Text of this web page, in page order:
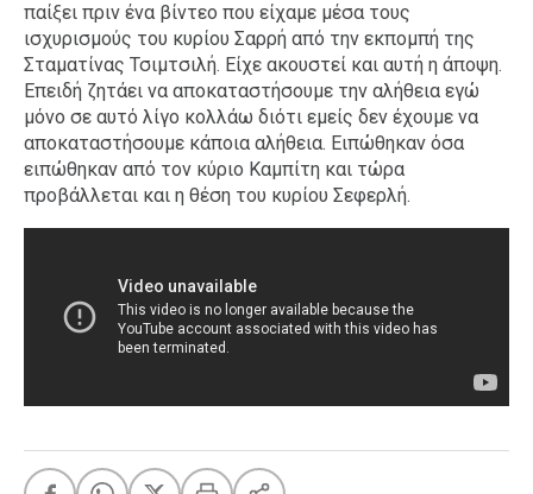
παίξει πριν ένα βίντεο που είχαμε μέσα τους
ισχυρισμούς του κυρίου Σαρρή από την εκπομπή της
Σταματίνας Τσιμτσιλή. Είχε ακουστεί και αυτή η άποψη.
Επειδή ζητάει να αποκαταστήσουμε την αλήθεια εγώ
μόνο σε αυτό λίγο κολλάω διότι εμείς δεν έχουμε να
αποκαταστήσουμε κάποια αλήθεια. Ειπώθηκαν όσα
ειπώθηκαν από τον κύριο Καμπίτη και τώρα
προβάλλεται και η θέση του κυρίου Σεφερλή.